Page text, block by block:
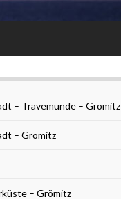
– Travemünde – Grömitz
– Grömitz
– Grömitz